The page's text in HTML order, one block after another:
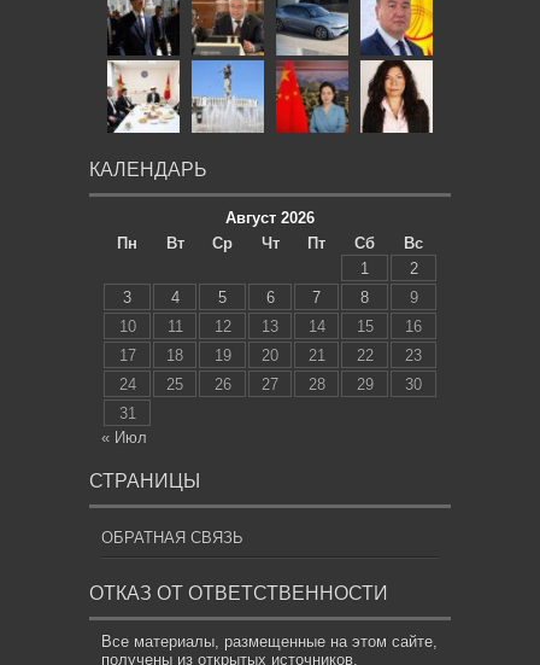
КАЛЕНДАРЬ
Август 2026
Пн
Вт Ср Чт Пт Сб
Вс
1
2
3
4 5 6 7 8
9
10
11 12 13 14 15
16
17
18 19 20 21 22
23
24
25 26 27 28 29
30
31
« Июл
СТРАНИЦЫ
ОБРАТНАЯ СВЯЗЬ
ОТКАЗ ОТ ОТВЕТСТВЕННОСТИ
Все материалы, размещенные на этом сайте,
получены из открытых источников,